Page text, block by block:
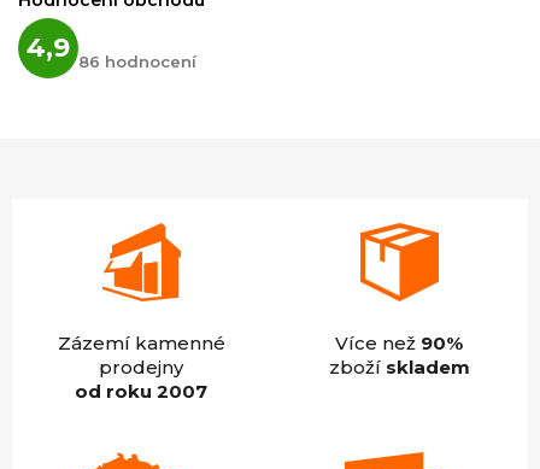
4,9 hodnocení
obchodu
86 hodnocení
Zázemí kamenné
prodejny
od roku 2007
Více než 90%
zboží skladem